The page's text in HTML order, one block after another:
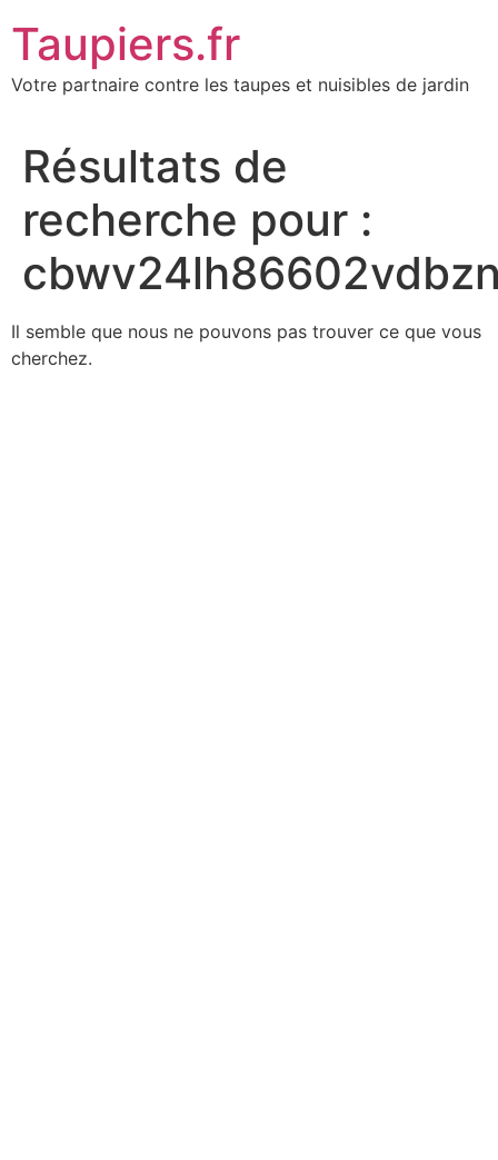
au
contenu
Taupiers.fr
Votre partnaire contre les taupes et nuisibles de jardin
Résultats de
recherche pour :
Il semble que nous ne pouvons pas trouver ce que vous
cherchez.